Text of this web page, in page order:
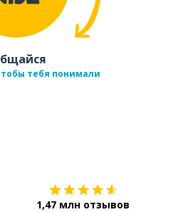
тебя понимали
1,47 млн отзывов